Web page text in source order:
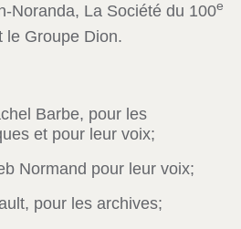
Noranda, La Société du 100e
le Groupe Dion.
Barbe, pour les
et pour leur voix;
Normand pour leur voix;
pour les archives;